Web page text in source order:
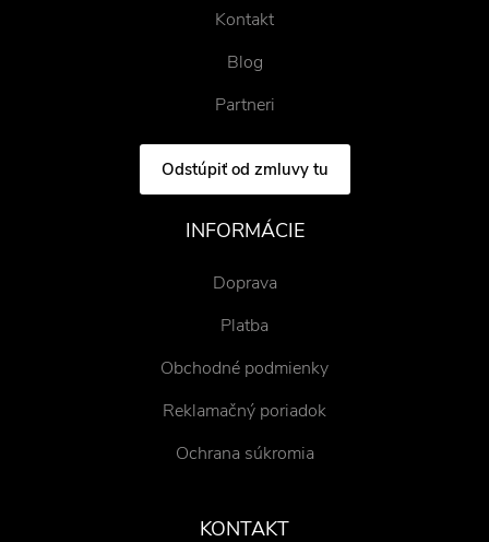
Kontakt
Blog
Partneri
Odstúpiť od zmluvy tu
INFORMÁCIE
Doprava
Platba
Obchodné podmienky
Reklamačný poriadok
Ochrana súkromia
KONTAKT